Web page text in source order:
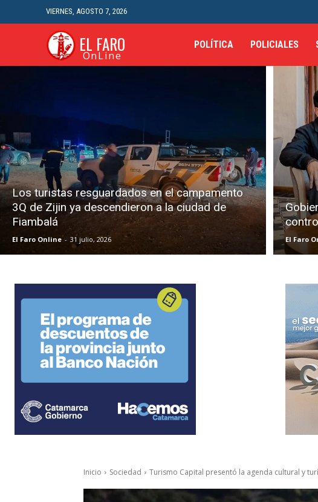
VIERNES, AGOSTO 7, 2026
EL FARO
OnLine
POLÍTICA POLICIALES
Los turistas resguardados en el campamento
3Q de Zijin ya descendieron a la ciudad de
Fiambalá
El Faro Online - 31 julio, 2026 El Faro
Inicio Sociedad Turismo Capital presentó la agenda cultural y